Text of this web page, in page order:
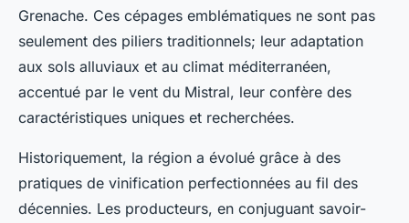
Grenache. Ces cépages emblématiques ne sont pas
seulement des piliers traditionnels; leur adaptation
aux sols alluviaux et au climat méditerranéen,
accentué par le vent du Mistral, leur confère des
caractéristiques uniques et recherchées.
Historiquement, la région a évolué grâce à des
pratiques de vinification perfectionnées au fil des
décennies. Les producteurs, en conjuguant savoir-